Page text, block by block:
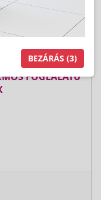
FOGLALATÚ
BEZÁRÁS (3)